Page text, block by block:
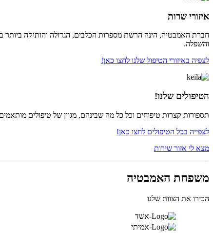
איזורי שרות
חברת האמבטיה, הינה הרשת מספרות הכלבים, הגדולה והותיקה ביותר
והשפלה.
לצפיה באיזורי הטיפול שלנו לחצו כאן!
הטיפולים שלנו!
תספורות קצרות טיפוחים וכל כל מה שבינהם, מגוון של טיפולים
לצפייה בכל הטיפולים לחצו כאן!
מצא לי אזור שירות
משפחת האמבטיה
הכירו את הצוות שלנו